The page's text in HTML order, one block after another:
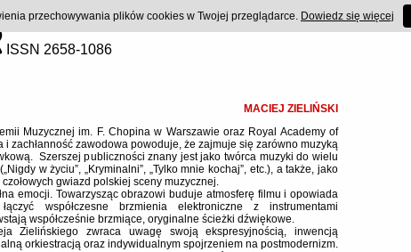
ISSN 2658-1086
MACIEJ ZIELIŃSKI
Muzycznej im. F. Chopina w Warszawie oraz Royal Academy of
i zachłanność zawodowa powoduje, że zajmuje się zarówno muzyką
Szerszej publiczności znany jest jako twórca muzyki do wielu
w życiu”, „Kryminalni”, „Tylko mnie kochaj”, etc.), a także, jako
gwiazd polskiej sceny muzycznej.
emocji. Towarzysząc obrazowi buduje atmosferę filmu i opowiada
współczesne brzmienia elektroniczne z instrumentami
współcześnie brzmiące, oryginalne ścieżki dźwiękowe.
Zielińskiego zwraca uwagę swoją ekspresyjnością, inwencją
orkiestracją oraz indywidualnym spojrzeniem na postmodernizm.
przechowywania plików cookies w Twojej przeglądarce. Dowiedz się więcej